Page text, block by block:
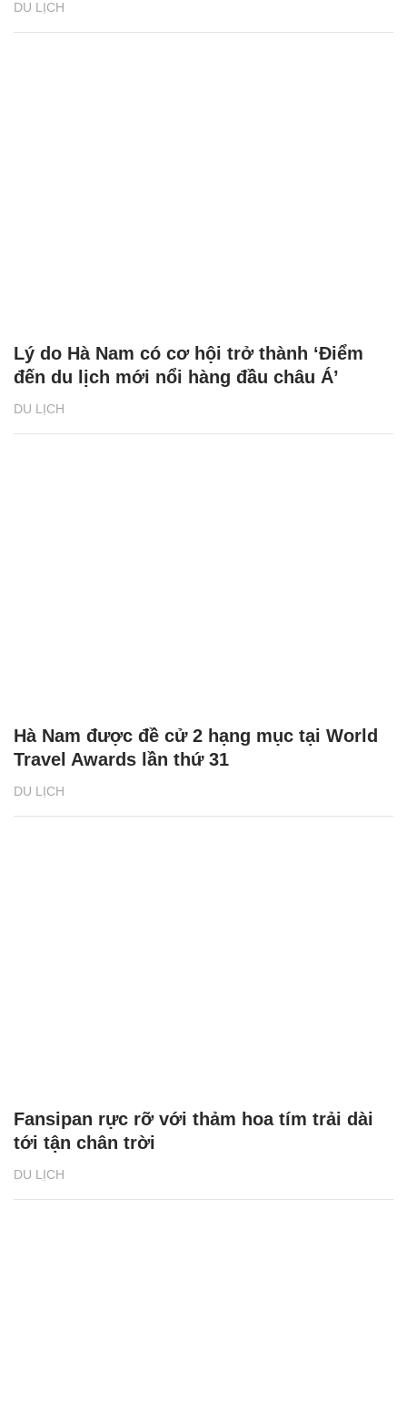
DU LỊCH
DU LỊCH
Lý do Hà Nam có cơ hội trở thành ‘Điểm
đến du lịch mới nổi hàng đầu châu Á’
DU LỊCH
Hà Nam được đề cử 2 hạng mục tại World
Travel Awards lần thứ 31
DU LỊCH
Fansipan rực rỡ với thảm hoa tím trải dài
tới tận chân trời